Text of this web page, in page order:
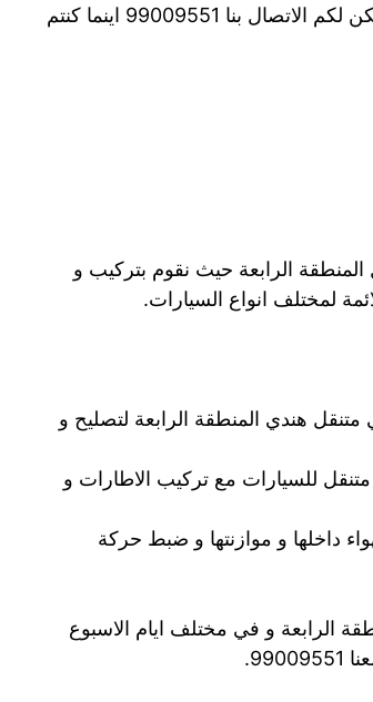
رقم بنشر متنقل المنطقة الرابعة متوافر في كل الاوقات و يمكن لكم الاتصال بنا 99009551‬ اينما كنتم
الرابعة حيث نقوم بتركيب و
لمختلف انواع السيارات.
هندي المنطقة الرابعة لتصليح و
متنقل للسيارات مع تركيب الاطارات و
داخلها و موازنتها و ضبط حركة
الرابعة و في مختلف ايام الاسبوع